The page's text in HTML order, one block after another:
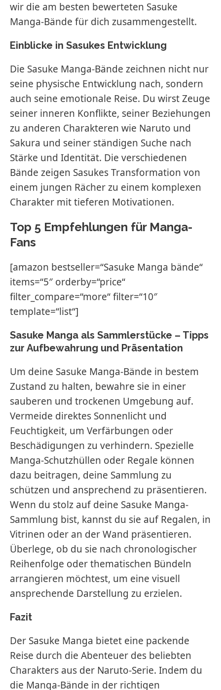
wir die am besten bewerteten Sasuke
Manga-Bände für dich zusammengestellt.
Einblicke in Sasukes Entwicklung
Die Sasuke Manga-Bände zeichnen nicht nur
seine physische Entwicklung nach, sondern
auch seine emotionale Reise. Du wirst Zeuge
seiner inneren Konflikte, seiner Beziehungen
zu anderen Charakteren wie Naruto und
Sakura und seiner ständigen Suche nach
Stärke und Identität. Die verschiedenen
Bände zeigen Sasukes Transformation von
einem jungen Rächer zu einem komplexen
Charakter mit tieferen Motivationen.
Top 5 Empfehlungen für Manga-
Fans
[amazon bestseller=“Sasuke Manga bände“
items=“5″ orderby=“price“
filter_compare=“more“ filter=“10″
template=“list“]
Sasuke Manga als Sammlerstücke – Tipps
zur Aufbewahrung und Präsentation
Um deine Sasuke Manga-Bände in bestem
Zustand zu halten, bewahre sie in einer
sauberen und trockenen Umgebung auf.
Vermeide direktes Sonnenlicht und
Feuchtigkeit, um Verfärbungen oder
Beschädigungen zu verhindern. Spezielle
Manga-Schutzhüllen oder Regale können
dazu beitragen, deine Sammlung zu
schützen und ansprechend zu präsentieren.
Wenn du stolz auf deine Sasuke Manga-
Sammlung bist, kannst du sie auf Regalen, in
Vitrinen oder an der Wand präsentieren.
Überlege, ob du sie nach chronologischer
Reihenfolge oder thematischen Bündeln
arrangieren möchtest, um eine visuell
ansprechende Darstellung zu erzielen.
Fazit
Der Sasuke Manga bietet eine packende
Reise durch die Abenteuer des beliebten
Charakters aus der Naruto-Serie. Indem du
die Manga-Bände in der richtigen